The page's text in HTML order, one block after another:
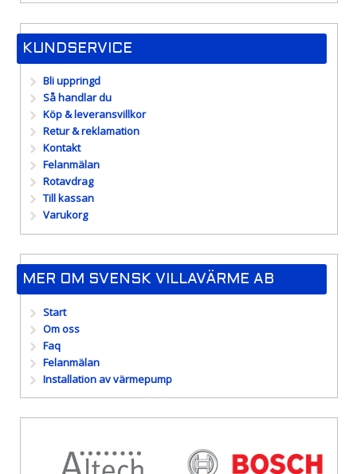
KUNDSERVICE
Bli uppringd
Så handlar du
Köp & leveransvillkor
Retur & reklamation
Kontakt
Felanmälan
Rotavdrag
Till kassan
Varukorg
MER OM SVENSK VILLAVÄRME AB
Start
Om oss
Faq
Felanmälan
Installation av värmepump